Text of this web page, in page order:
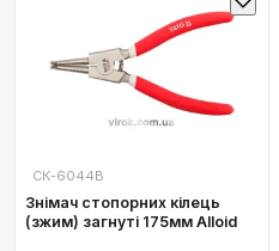
СК-6044В
Знімач стопорних кілeць
(зжим) загнуті 175мм Alloid